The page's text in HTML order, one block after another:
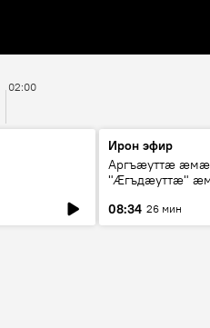
02:00
Ирон эфир
Аргъæуттæ
"Æгъдæуттæ"
08:34 26 мин